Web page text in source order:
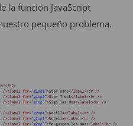
la función JavaScript
pequeño problema.